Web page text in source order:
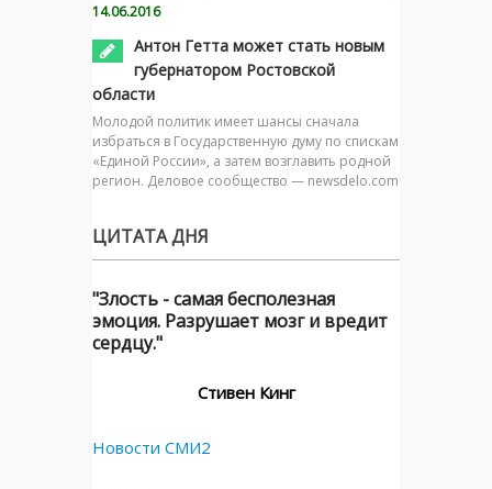
14.06.2016
Антон Гетта может стать новым
губернатором Ростовской
области
Молодой политик имеет шансы сначала
избраться в Государственную думу по спискам
«Единой России», а затем возглавить родной
регион. Деловое сообщество — newsdelo.com
ЦИТАТА ДНЯ
"Злость - самая бесполезная
эмоция. Разрушает мозг и вредит
сердцу."
Стивен Кинг
Новости СМИ2